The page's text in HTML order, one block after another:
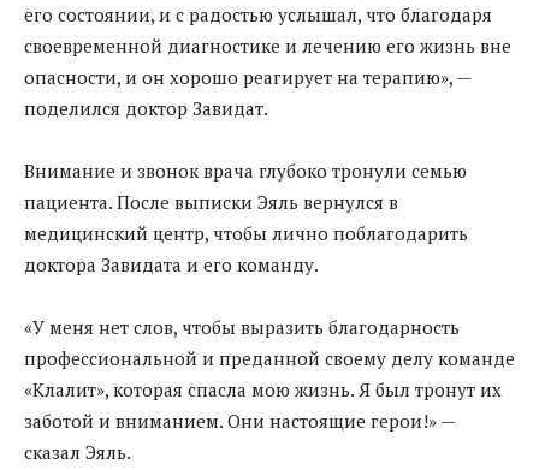
его состоянии, и с радостью услышал, что благодаря
своевременной диагностике и лечению его жизнь вне
опасности, и он хорошо реагирует на терапию», —
поделился доктор Завидат.
Внимание и звонок врача глубоко тронули семью
пациента. После выписки Эяль вернулся в
медицинский центр, чтобы лично поблагодарить
доктора Завидата и его команду.
«У меня нет слов, чтобы выразить благодарность
профессиональной и преданной своему делу команде
«Клалит», которая спасла мою жизнь. Я был тронут их
заботой и вниманием. Они настоящие герои!» —
сказал Эяль.